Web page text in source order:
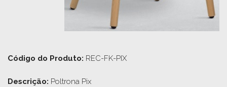
Código do Produto: REC-FK-PIX
Descrição: Poltrona Pix